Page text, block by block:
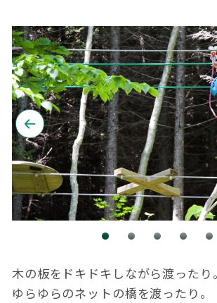
木の板をドキドキしながら渡ったり。
ゆらゆらのネットの橋を渡ったり。